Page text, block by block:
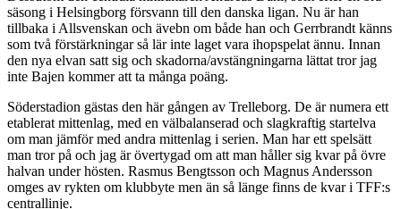
säsong i Helsingborg försvann till den danska ligan. Nu är han
tillbaka i Allsvenskan och ävebn om både han och Gerrbrandt känns
som två förstärkningar så lär inte laget vara ihopspelat ännu. Innan
den nya elvan satt sig och skadorna/avstängningarna lättat tror jag
inte Bajen kommer att ta många poäng.
Söderstadion gästas den här gången av Trelleborg. De är numera ett
etablerat mittenlag, med en välbalanserad och slagkraftig startelva
om man jämför med andra mittenlag i serien. Man har ett spelsätt
man tror på och jag är övertygad om att man håller sig kvar på övre
halvan under hösten. Rasmus Bengtsson och Magnus Andersson
omges av rykten om klubbyte men än så länge finns de kvar i TFF:s
centrallinje.